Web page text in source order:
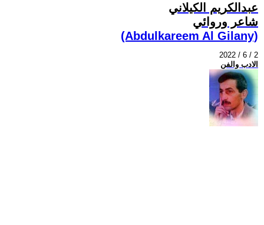
عبدالكريم الكيلاني
شاعر وروائي
(Abdulkareem Al Gilany)
2022 / 6 / 2
الادب والفن